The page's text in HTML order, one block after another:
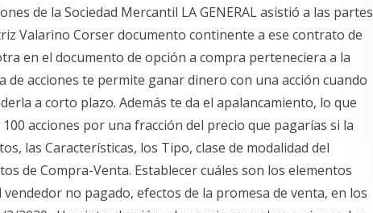
de la Sociedad Mercantil LA GENERAL asistió a las partes
Valarino Corser documento continente a ese contrato de
en el documento de opción a compra perteneciera a la
de acciones te permite ganar dinero con una acción cuando
a corto plazo. Además te da el apalancamiento, lo que
acciones por una fracción del precio que pagarías si la
las Características, los Tipo, clase de modalidad del
de Compra-Venta. Establecer cuáles son los elementos
no pagado, efectos de la promesa de venta, en los